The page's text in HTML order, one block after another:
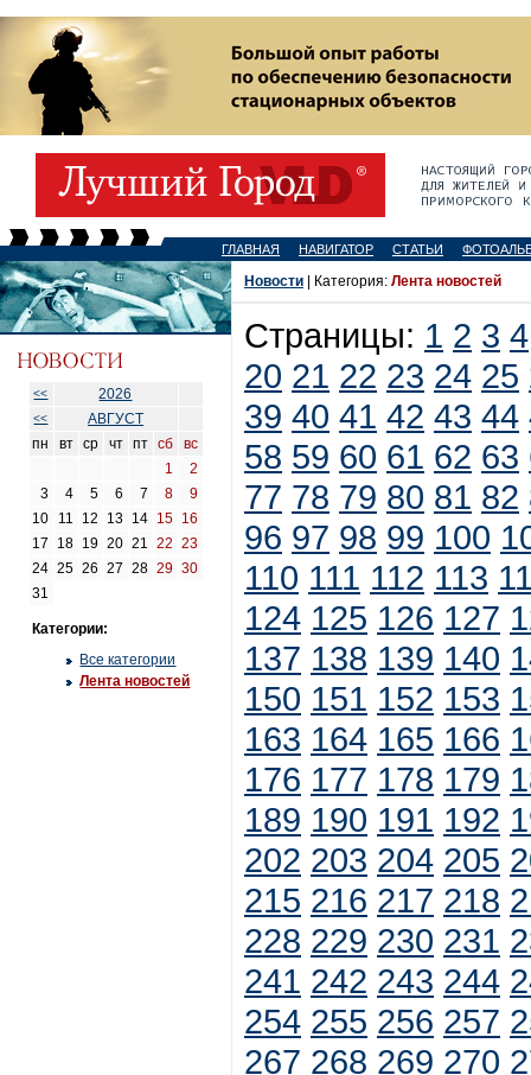
ГЛАВНАЯ НАВИГАТОР СТАТЬИ
<< 2026
<<
АВГУСТ
пн
вт ср чт пт сб
вс
1
2
3
4 5 6 7 8
9
10
11 12 13 14 15 16
17
18 19 20 21 22
23
24 25 26 27 28 29 30
31
Категории:
Все категории
Лента новостей
Новости | Категория: Лента новостей
Страницы: 1 2 3 4
20 21 22 23 24 25
39 40 41 42 43 44
58 59 60 61 62 63
77 78 79 80 81 82
96 97 98 99 100
110 111 112 113
124 125 126 127
137 138 139 140
150 151 152 153
163 164 165 166
176 177 178 179
189 190 191 192
202 203 204 205
215 216 217 218
228 229 230 231
241 242 243 244
254 255 256 257
267 268 269 270